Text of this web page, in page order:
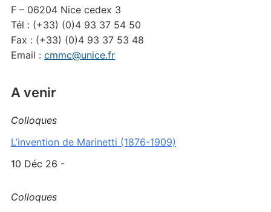
F – 06204 Nice cedex 3
Tél : (+33) (0)4 93 37 54 50
Fax : (+33) (0)4 93 37 53 48
Email : cmmc@unice.fr
A venir
Colloques
L’invention de Marinetti (1876-1909)
10 Déc 26 -
Colloques